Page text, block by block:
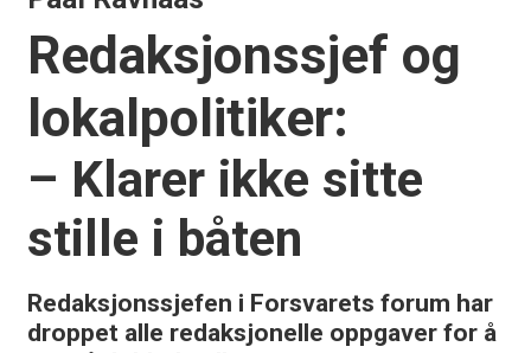
Redaksjonssjef og
lokalpolitiker:
– Klarer ikke sitte
stille i båten
Redaksjonssjefen i Forsvarets forum har
droppet alle redaksjonelle oppgaver for å